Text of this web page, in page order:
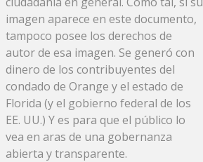
imagen aparece en este documento,
tampoco posee los derechos de
autor de esa imagen. Se generó con
dinero de los contribuyentes del
condado de Orange y el estado de
Florida (y el gobierno federal de los
EE. UU.) Y es para que el público lo
vea en aras de una gobernanza
abierta y transparente.